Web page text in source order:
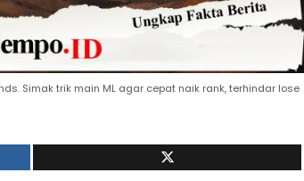
Simak trik main ML agar cepat naik rank, terhindar lose